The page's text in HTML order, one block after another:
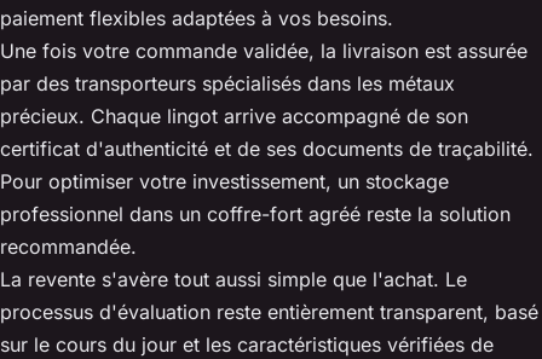
paiement flexibles adaptées à vos besoins.
Une fois votre commande validée, la livraison est assurée
par des transporteurs spécialisés dans les métaux
précieux. Chaque lingot arrive accompagné de son
certificat d'authenticité et de ses documents de traçabilité.
Pour optimiser votre investissement, un stockage
professionnel dans un coffre-fort agréé reste la solution
recommandée.
La revente s'avère tout aussi simple que l'achat. Le
processus d'évaluation reste entièrement transparent, basé
sur le cours du jour et les caractéristiques vérifiées de